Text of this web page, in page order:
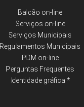
Balcão on-line
Serviços on-line
Serviços Municipais
Regulamentos Municipais
PDM on-line
Perguntas Frequentes
Identidade gráfica *